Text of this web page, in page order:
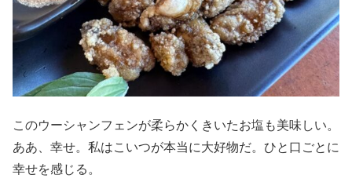
このウーシャンフェンが柔らかくきいたお塩も美味しい。
ああ、幸せ。私はこいつが本当に大好物だ。ひと口ごとに
幸せを感じる。